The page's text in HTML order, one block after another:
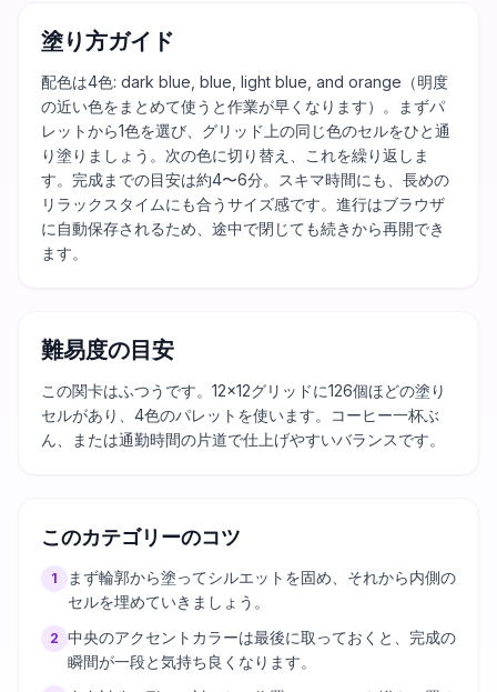
塗り方ガイド
配色は4色: dark blue, blue, light blue, and orange（明度
の近い色をまとめて使うと作業が早くなります）。まずパ
レットから1色を選び、グリッド上の同じ色のセルをひと通
り塗りましょう。次の色に切り替え、これを繰り返しま
す。完成までの目安は約4〜6分。スキマ時間にも、長めの
リラックスタイムにも合うサイズ感です。進行はブラウザ
に自動保存されるため、途中で閉じても続きから再開でき
ます。
難易度の目安
この関卡はふつうです。12×12グリッドに126個ほどの塗り
セルがあり、4色のパレットを使います。コーヒー一杯ぶ
ん、または通勤時間の片道で仕上げやすいバランスです。
このカテゴリーのコツ
1
まず輪郭から塗ってシルエットを固め、それから内側の
セルを埋めていきましょう。
2 中央のアクセントカラーは最後に取っておくと、完成の
瞬間が一段と気持ち良くなります。